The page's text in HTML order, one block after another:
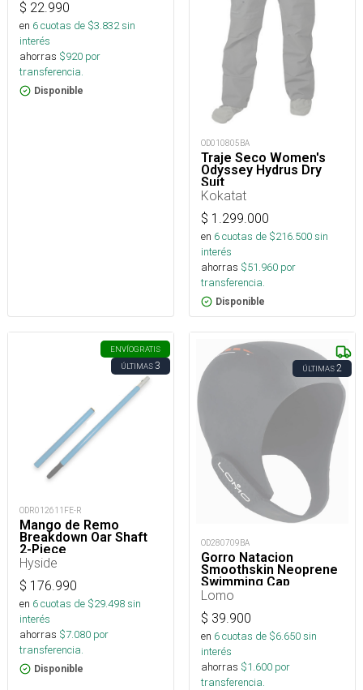
$ 22.990
en 6cuotas de $3.832sin
interés
ahorras $920 por
transferencia.
Disponible
OD010805BA
Traje Seco Women's
Odyssey Hydrus Dry
Suit
Kokatat
$ 1.299.000
en 6cuotas de $216.500sin
interés
ahorras $51.960 por
transferencia.
Disponible
ENVÍOGRATIS
ÚLTIMAS3
ODR012611FE-R
Mango de Remo
Breakdown Oar Shaft
2-Piece
Hyside
$ 176.990
en 6cuotas de $29.498sin
interés
ahorras $7.080 por
transferencia.
Disponible
ÚLTIMAS2
OD280709BA
Gorro Natacion
Smoothskin Neoprene
Swimming Cap
Lomo
$ 39.900
en 6cuotas de $6.650sin
interés
ahorras $1.600 por
transferencia.